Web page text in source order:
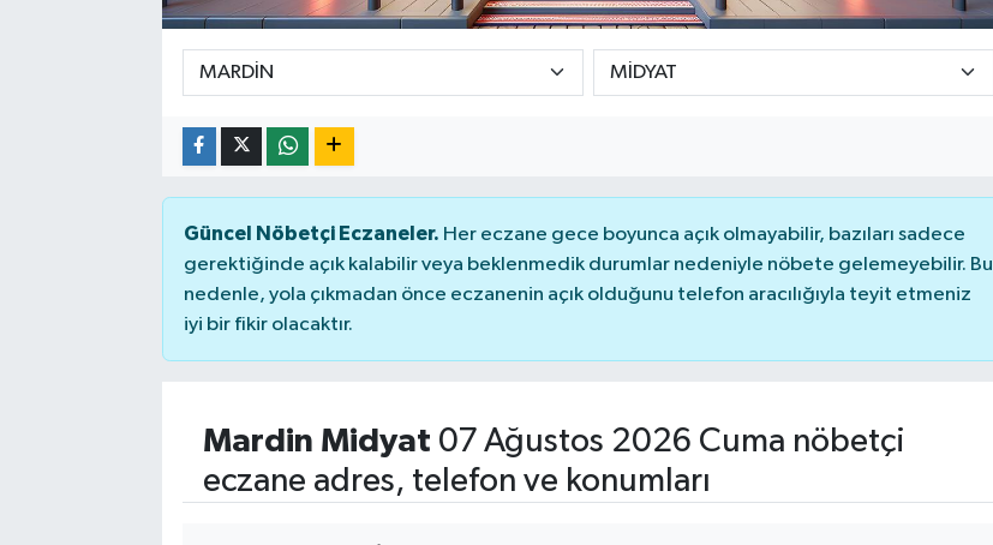
Güncel Nöbetçi Eczaneler. Her eczane gece boyunca açık olmayabilir, bazıları sadece
gerektiğinde açık kalabilir veya beklenmedik durumlar nedeniyle nöbete gelemeyebilir. Bu
nedenle, yola çıkmadan önce eczanenin açık olduğunu telefon aracılığıyla teyit etmeniz
iyi bir fikir olacaktır.
Mardin Midyat 07 Ağustos 2026 Cuma nöbetçi
eczane adres, telefon ve konumları